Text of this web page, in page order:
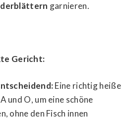
garnieren.
Gericht:
Eine richtig heiße
und O, um eine schöne
ohne den Fisch innen